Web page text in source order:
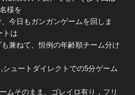
様を
もガンガンゲームを回しま
トは
て、恒例の年齢順チーム分け
トダイレクトでの5分ゲーム
まま、ゴレイロ有り，フリ